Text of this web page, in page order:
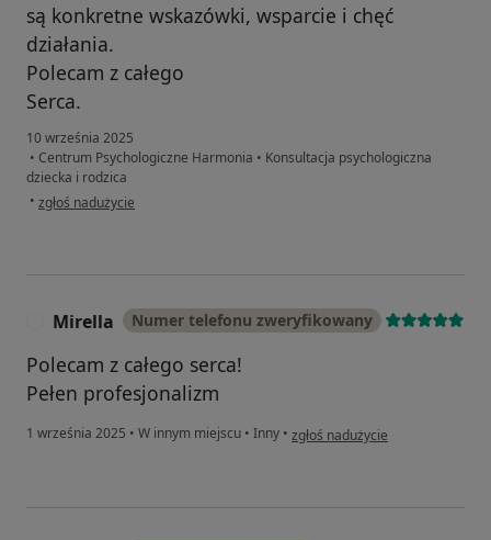
są konkretne wskazówki, wsparcie i chęć
działania.
Polecam z całego
Serca.
10 września 2025
• Centrum Psychologiczne Harmonia • Konsultacja psychologiczna
dziecka i rodzica
• w opinii użytkownika Bernadetta
zgłoś nadużycie
Mirella Numer telefonu zweryfikowany
Polecam z całego serca!
Pełen profesjonalizm
1 września 2025 • W innym miejscu • Inny • w opinii użytkownika Mirella
zgłoś nadużycie